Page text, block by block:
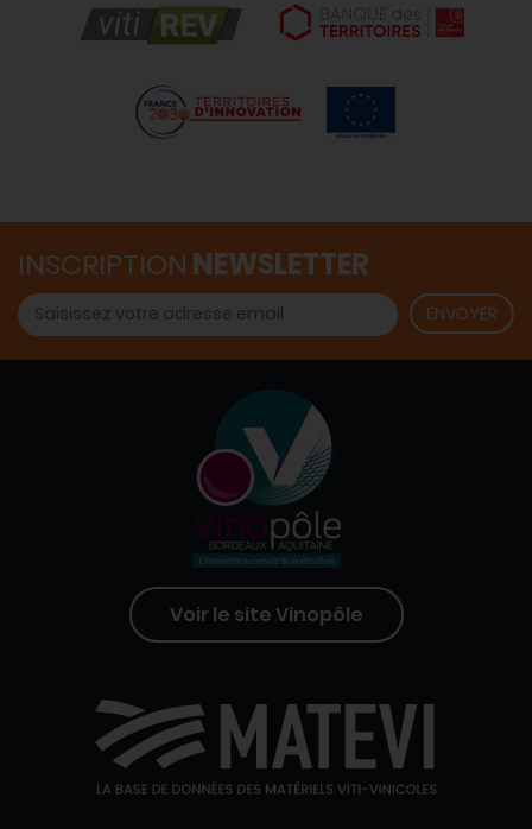
INSCRIPTION NEWSLETTER
Voir le site Vinopôle